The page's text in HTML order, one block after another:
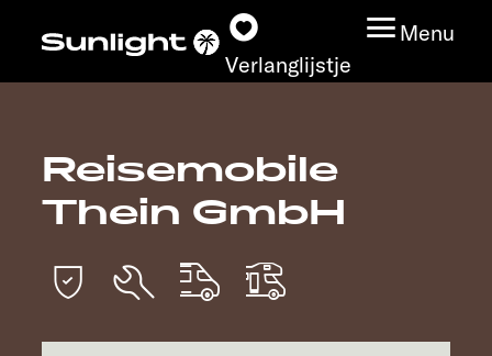
Verlanglijstje
Menu
Modeloverzicht
Vind jouw Sunlight
Reisemobile
Thein GmbH